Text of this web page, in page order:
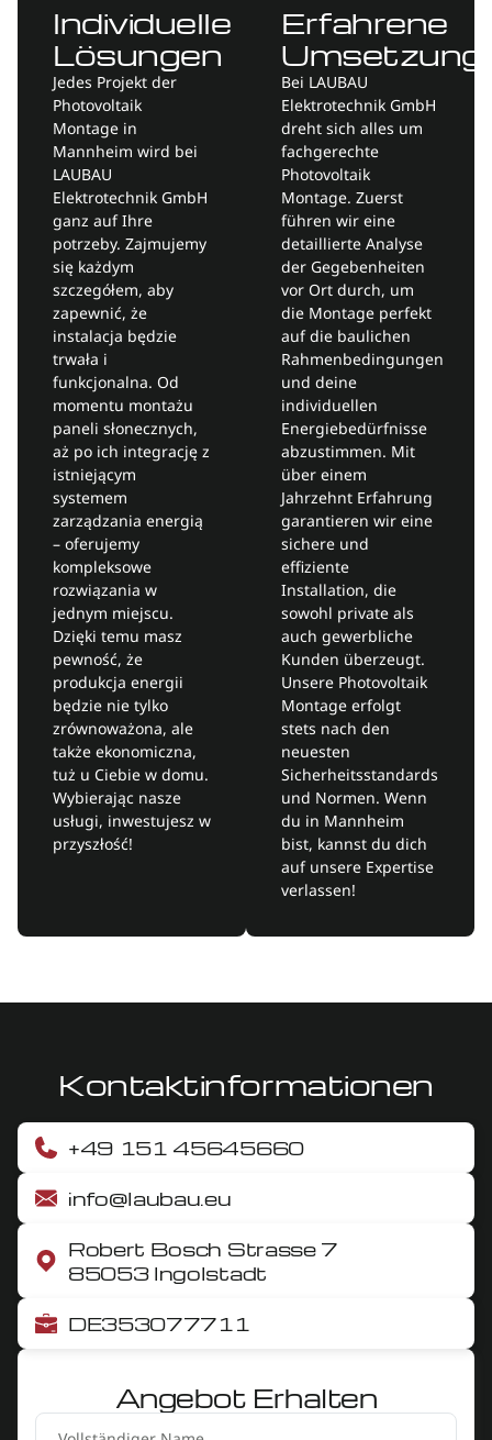
Erfahrene
Umsetzung
Bei LAUBAU
Elektrotechnik GmbH
dreht sich alles um
fachgerechte
Photovoltaik
Montage. Zuerst
führen wir eine
detaillierte Analyse
der Gegebenheiten
vor Ort durch, um
die Montage perfekt
auf die baulichen
Rahmenbedingungen
und deine
individuellen
Energiebedürfnisse
abzustimmen. Mit
über einem
Jahrzehnt Erfahrung
garantieren wir eine
sichere und
effiziente
Installation, die
sowohl private als
auch gewerbliche
Kunden überzeugt.
Unsere Photovoltaik
Montage erfolgt
stets nach den
neuesten
Sicherheitsstandards
und Normen. Wenn
du in Mannheim
bist, kannst du dich
auf unsere Expertise
verlassen!
Individuelle
Lösungen
Jedes Projekt der
Photovoltaik
Montage in
Mannheim wird bei
LAUBAU
Elektrotechnik GmbH
ganz auf Ihre
potrzeby. Zajmujemy
się każdym
szczegółem, aby
zapewnić, że
instalacja będzie
trwała i
funkcjonalna. Od
momentu montażu
paneli słonecznych,
aż po ich integrację z
istniejącym
systemem
zarządzania energią
– oferujemy
kompleksowe
rozwiązania w
jednym miejscu.
Dzięki temu masz
pewność, że
produkcja energii
będzie nie tylko
zrównoważona, ale
także ekonomiczna,
tuż u Ciebie w domu.
Wybierając nasze
usługi, inwestujesz w
przyszłość!
Angebot Erhalten
Kontaktinformationen
+49 151 45645660
info@laubau.eu
Robert Bosch Strasse 7
85053 Ingolstadt
DE353077711